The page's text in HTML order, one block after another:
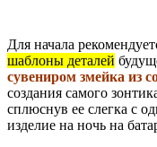
Для начала
шаблоны деталей
сувениром змейка из
создания самого
сплюснув ее слегка с
изделие на ночь на